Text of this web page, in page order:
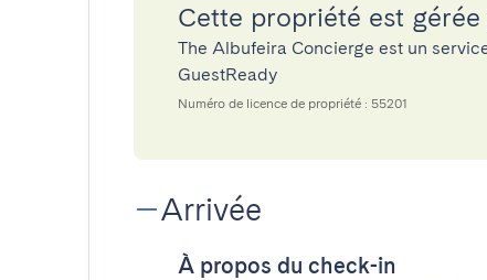
Cette propriété est
The Albufeira Concierge est un
GuestReady
Numéro de licence de propriété : 55201
Arrivée
À propos du check-in